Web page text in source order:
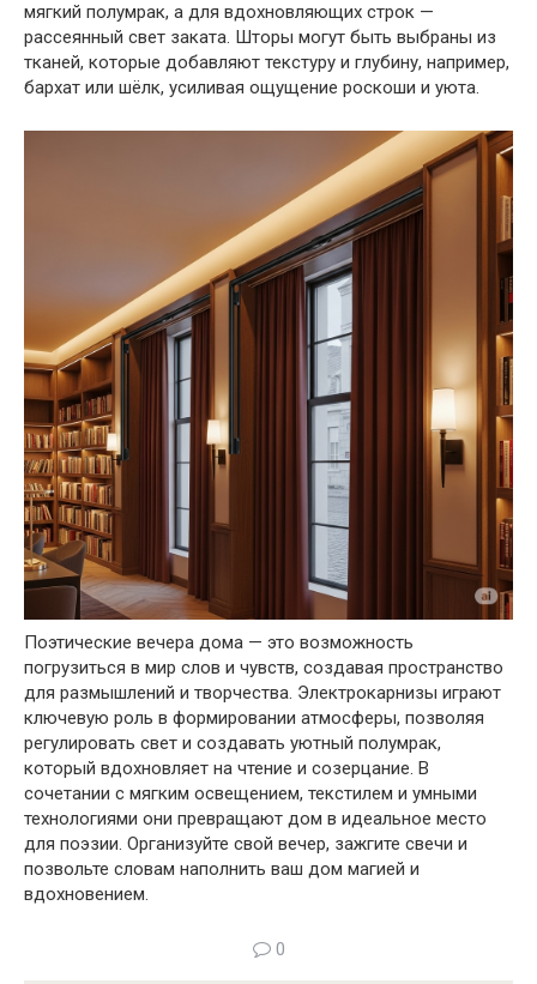
мягкий полумрак, а для вдохновляющих строк —
рассеянный свет заката. Шторы могут быть выбраны из
тканей, которые добавляют текстуру и глубину, например,
бархат или шёлк, усиливая ощущение роскоши и уюта.
Поэтические вечера дома — это возможность
погрузиться в мир слов и чувств, создавая пространство
для размышлений и творчества. Электрокарнизы играют
ключевую роль в формировании атмосферы, позволяя
регулировать свет и создавать уютный полумрак,
который вдохновляет на чтение и созерцание. В
сочетании с мягким освещением, текстилем и умными
технологиями они превращают дом в идеальное место
для поэзии. Организуйте свой вечер, зажгите свечи и
позвольте словам наполнить ваш дом магией и
вдохновением.
0